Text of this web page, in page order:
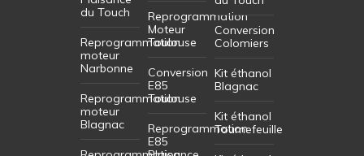
du Touch
Reprogrammation
moteur
Narbonne
Reprogrammation
moteur
Blagnac
Reprogrammation
Moteur
Toulouse
Conversion
E85
Toulouse
Reprogrammation
E85
Conversion
Colomiers
Kit éthanol
Blagnac
Kit éthanol
Tournefeuille